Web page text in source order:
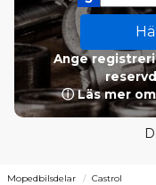
Ange
ⓘ Läs mer
Mopedbilsdelar Castrol